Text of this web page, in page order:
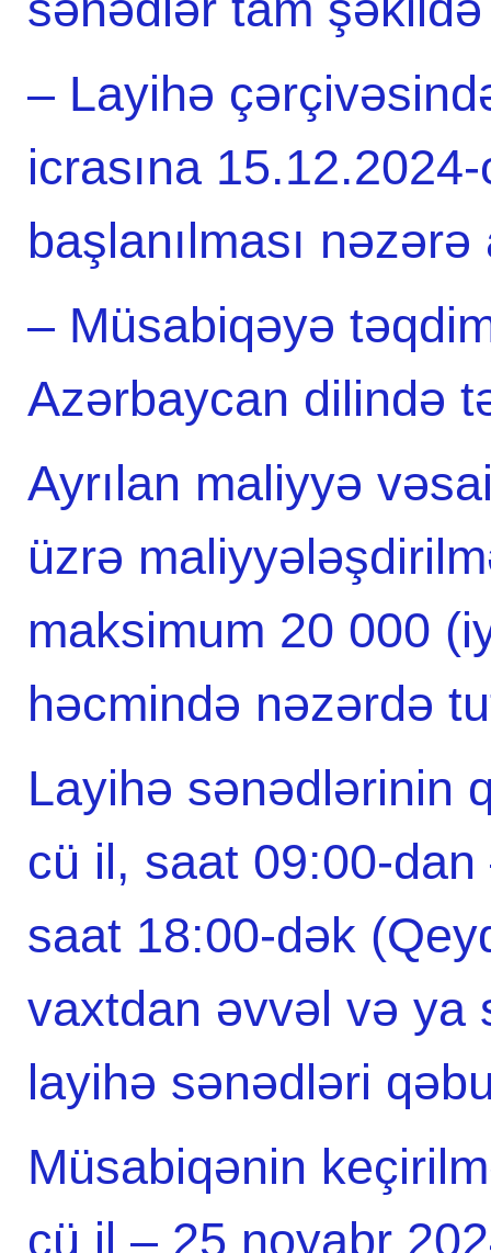
– Layihə
icrasına
başlanılması nəzərə
– Müsabiqəyə
Azərbaycan dilində
Ayrılan maliyyə
üzrə
maksimum 20 000
həcmində nəzərdə
Layihə sənədlərinin
cü il, saat 09:00-
saat 18:00-dək
vaxtdan əvvəl və ya
layihə sənədləri
Müsabiqənin
cü il – 25 noyabr